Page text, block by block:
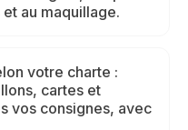
au maquillage.
votre charte :
cartes et
vos consignes, avec